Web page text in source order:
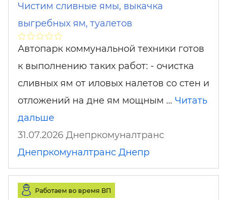
Чистим сливные ямы, выкачка
выгребных ям, туалетов
Автопарк коммунальной техники готов
к выполнению таких работ: - очистка
сливных ям от иловых налетов со стен и
отложений на дне ям мощным … Читать
дальше
31.07.2026 Днепркомуналтранс
Днепркомуналтранс Днепр
Работаем во время ВП